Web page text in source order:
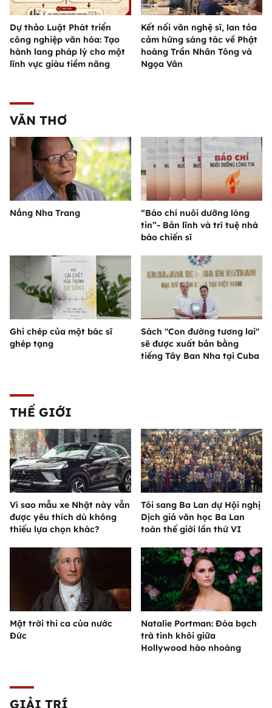
Dự thảo Luật Phát triển
công nghiệp văn hóa: Tạo
hành lang pháp lý cho một
lĩnh vực giàu tiềm năng
Kết nối văn nghệ sĩ, lan tỏa
cảm hứng sáng tác về Phật
hoàng Trần Nhân Tông và
Ngọa Vân
VĂN THƠ
Nắng Nha Trang
“Báo chí nuôi dưỡng lòng
tin”- Bản lĩnh và trí tuệ nhà
báo chiến sĩ
Ghi chép của một bác sĩ
ghép tạng
Sách "Con đường tương lai"
sẽ được xuất bản bằng
tiếng Tây Ban Nha tại Cuba
THẾ GIỚI
Vì sao mẫu xe Nhật này vẫn
được yêu thích dù không
thiếu lựa chọn khác?
Tôi sang Ba Lan dự Hội nghị
Dịch giả văn học Ba Lan
toàn thế giới lần thứ VI
Mặt trời thi ca của nước
Đức
Natalie Portman: Đóa bạch
trà tinh khôi giữa
Hollywood hào nhoáng
GIẢI TRÍ